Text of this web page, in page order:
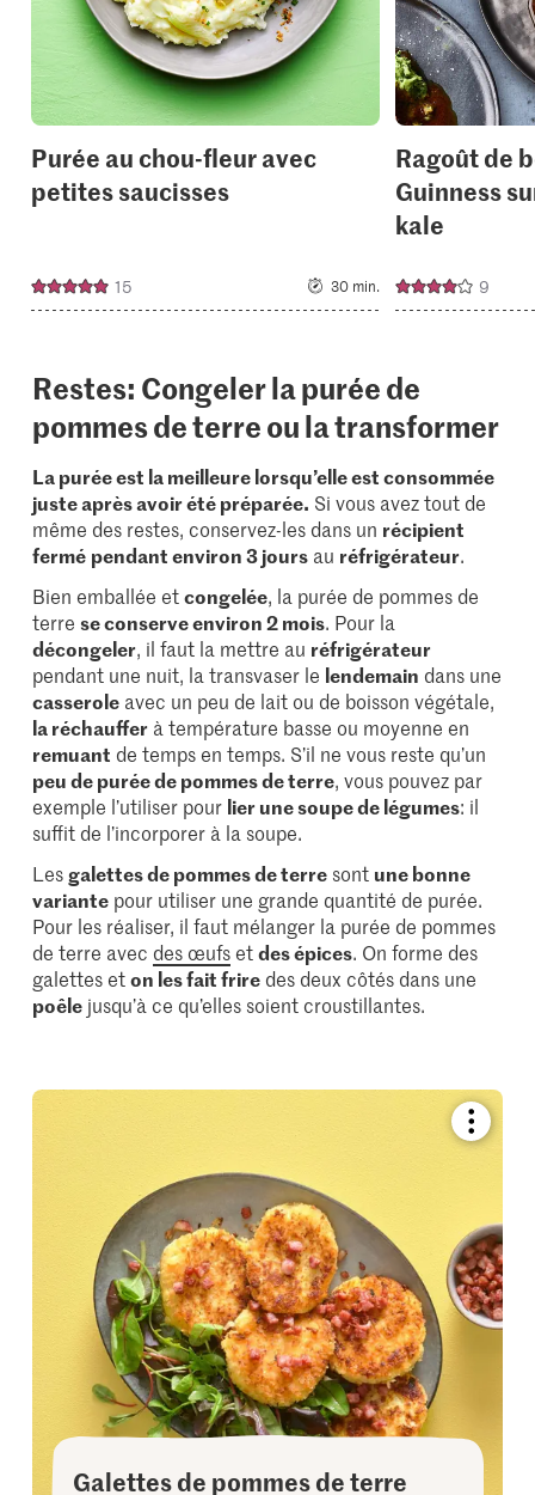
Purée au chou-fleur avec
petites saucisses
15 30 min.
Ragoût de
Guinness
kale
9
Restes: Congeler la purée de
pommes de terre ou la transformer
La purée est la meilleure lorsqu’elle est consommée
juste après avoir été préparée. Si vous avez tout de
même des restes, conservez-les dans un récipient
fermé pendant environ 3 jours au réfrigérateur.
Bien emballée etcongelée, la purée de pommes de
terrese conserve environ 2 mois. Pour la
décongeler, il faut la mettre au réfrigérateur
pendant une nuit, la transvaser le lendemain dans une
casserole avec un peu de lait ou de boisson végétale,
la réchauffer à température basse ou moyenne en
remuant de temps en temps. S’il ne vous reste qu’un
peu de purée de pommes de terre, vous pouvez par
exemple l’utiliser pour lier une soupe de légumes: il
suffit de l’incorporer à la soupe.
Lesgalettes de pommes de terre sont une bonne
variante pour utiliser une grande quantité de purée.
Pour les réaliser, il faut mélanger la purée de pommes
de terre avec des œufsetdes épices. On forme des
galettes eton les fait frire des deux côtés dans une
poêle jusqu’à ce qu’elles soient croustillantes.
recipe
your
Galettes de pommes de terre